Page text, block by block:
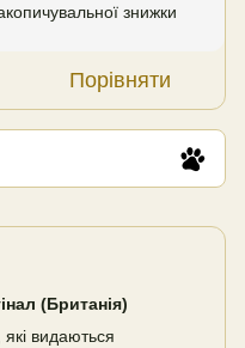
знижки
Порівняти
(Британія)
які видаються